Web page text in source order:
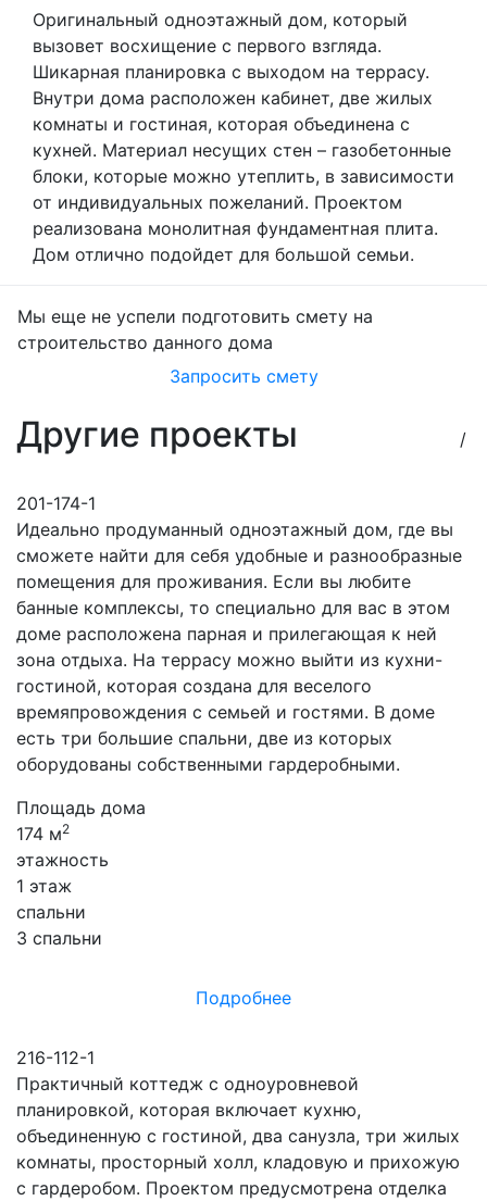
Оригинальный одноэтажный дом, который
вызовет восхищение с первого взгляда.
Шикарная планировка с выходом на террасу.
Внутри дома расположен кабинет, две жилых
комнаты и гостиная, которая объединена с
кухней. Материал несущих стен – газобетонные
блоки, которые можно утеплить, в зависимости
от индивидуальных пожеланий. Проектом
реализована монолитная фундаментная плита.
Дом отлично подойдет для большой семьи.
Мы еще не успели подготовить смету на
строительство данного дома
Запросить смету
Другие проекты /
201-174-1
Идеально продуманный одноэтажный дом, где вы
сможете найти для себя удобные и разнообразные
помещения для проживания. Если вы любите
банные комплексы, то специально для вас в этом
доме расположена парная и прилегающая к ней
зона отдыха. На террасу можно выйти из кухни-
гостиной, которая создана для веселого
времяпровождения с семьей и гостями. В доме
есть три большие спальни, две из которых
оборудованы собственными гардеробными.
Площадь дома
174 м2
этажность
1 этаж
спальни
3 спальни
Подробнее
216-112-1
Практичный коттедж с одноуровневой
планировкой, которая включает кухню,
объединенную с гостиной, два санузла, три жилых
комнаты, просторный холл, кладовую и прихожую
с гардеробом. Проектом предусмотрена отделка